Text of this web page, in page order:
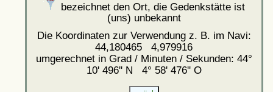
bezeichnet den Ort, die Gedenkstätte ist
(uns) unbekannt
Die Koordinaten zur Verwendung z. B. im Navi:
44,180465 4,979916
umgerechnet in Grad / Minuten / Sekunden: 44°
10' 496'' N 4° 58' 476'' O